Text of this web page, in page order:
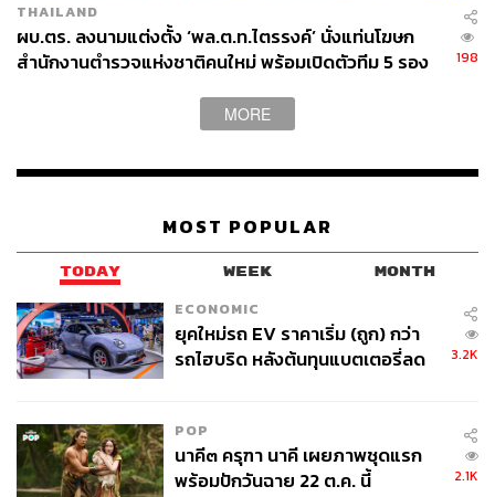
THAILAND
ผบ.ตร. ลงนามแต่งตั้ง ‘พล.ต.ท.ไตรรงค์’ นั่งแท่นโฆษก
สำนักงานตำรวจแห่งชาติคนใหม่ พร้อมเปิดตัวทีม 5 รอง
198
MORE
MOST POPULAR
TODAY WEEK MONTH
ECONOMIC
ยุคใหม่รถ EV ราคาเริ่ม (ถูก) กว่า
รถไฮบริด หลังต้นทุนแบตเตอรี่ลด
3.2K
POP
นาคี๓ ครุฑา นาคี เผยภาพชุดแรก
พร้อมปักวันฉาย 22 ต.ค. นี้
2.1K